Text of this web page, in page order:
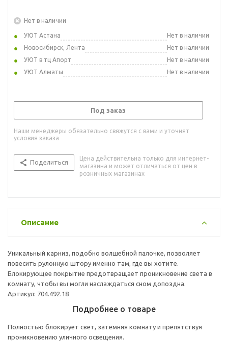
Нет в наличии
УЮТ Астана
Нет в наличии
Новосибирск, Лента
Нет в наличии
УЮТ в тц Апорт
Нет в наличии
УЮТ Алматы
Нет в наличии
Под заказ
Наши менеджеры обязательно свяжутся с вами и уточнят
условия заказа
Поделиться
Цена действительна только для интернет-
магазина и может отличаться от цен в
розничных магазинах
Описание
Уникальный карниз, подобно волшебной палочке, позволяет
повесить рулонную штору именно там, где вы хотите.
Блокирующее покрытие предотвращает проникновение света в
комнату, чтобы вы могли наслаждаться сном допоздна.
Артикул: 704.492.18
Подробнее о товаре
Полностью блокирует свет, затемняя комнату и препятствуя
проникновению уличного освещения.